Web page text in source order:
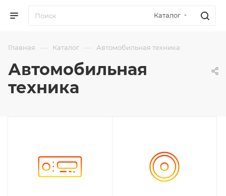
Каталог
Главная — Каталог — Автомобильная техника
Автомобильная
техника